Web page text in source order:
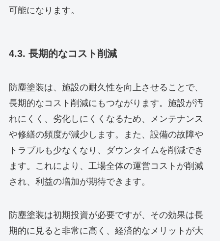
可能になります。
4.3. 長期的なコスト削減
防塵塗装は、施設の耐久性を向上させることで、
長期的なコスト削減にもつながります。施設が汚
れにくく、劣化しにくくなるため、メンテナンス
や修繕の頻度が減少します。また、設備の故障や
トラブルも少なくなり、ダウンタイムを削減でき
ます。これにより、工場全体の運営コストが削減
され、利益の増加が期待できます。
防塵塗装は初期投資が必要ですが、その効果は長
期的に見ると非常に高く、経済的なメリットが大